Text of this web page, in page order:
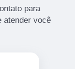
para
atender você